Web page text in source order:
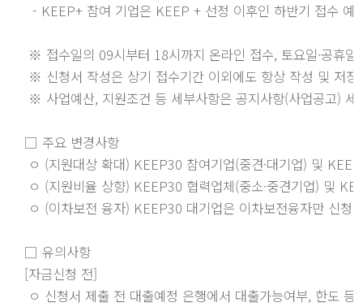
- KEEP+ 참여 기업은 KEEP + 선정 이후인 하반기 접수 예
※ 접수일의 09시부터 18시까지 온라인 접수, 토요일·공휴일
※ 신청서 작성은 상기 접수기간 이외에도 항상 작성 및 저장
※ 사업예산, 지원조건 등 세부사항은 공지사항(사업공고) 세
□ 주요 변경사항
ㅇ (지원대상 확대) KEEP30 참여기업(중견·대기업) 및
ㅇ (지원비율 상향) KEEP30 협력업체(중소·중견기업) 및
ㅇ (이차보전 융자) KEEP30 대기업은 이차보전융자만 신
□ 유의사항
[자금신청 전]
ㅇ 신청서 제출 전 대출예정 은행에서 대출가능여부, 한도 등